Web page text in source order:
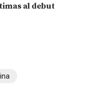
al debut